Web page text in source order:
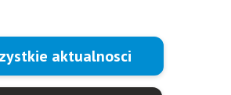
aktualnosci